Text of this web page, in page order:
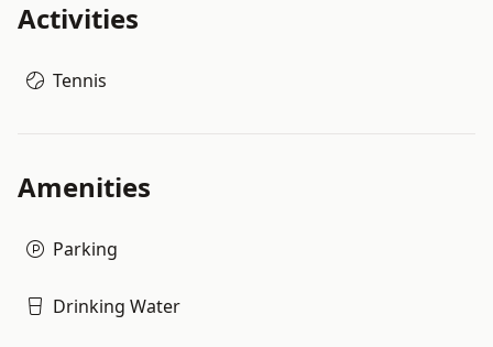
Activities
Tennis
Amenities
Parking
Drinking Water